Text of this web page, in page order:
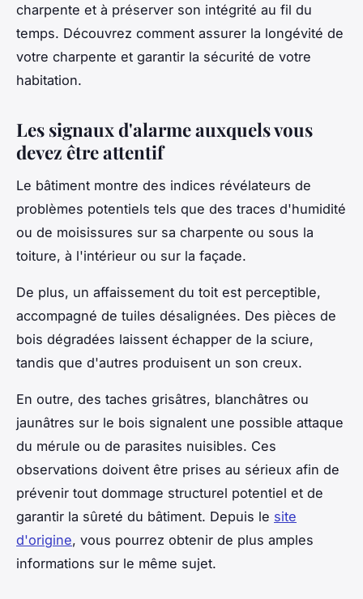
charpente et à préserver son intégrité au fil du
temps. Découvrez comment assurer la longévité de
votre charpente et garantir la sécurité de votre
habitation.
Les signaux d'alarme auxquels vous
devez être attentif
Le bâtiment montre des indices révélateurs de
problèmes potentiels tels que des traces d'humidité
ou de moisissures sur sa charpente ou sous la
toiture, à l'intérieur ou sur la façade.
De plus, un affaissement du toit est perceptible,
accompagné de tuiles désalignées. Des pièces de
bois dégradées laissent échapper de la sciure,
tandis que d'autres produisent un son creux.
En outre, des taches grisâtres, blanchâtres ou
jaunâtres sur le bois signalent une possible attaque
du mérule ou de parasites nuisibles. Ces
observations doivent être prises au sérieux afin de
prévenir tout dommage structurel potentiel et de
garantir la sûreté du bâtiment. Depuis le site
d'origine, vous pourrez obtenir de plus amples
informations sur le même sujet.